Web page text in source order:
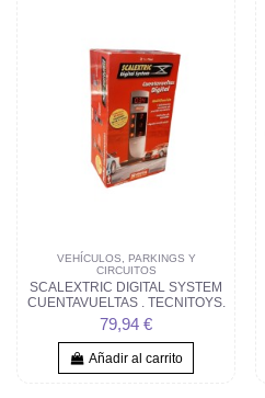
VEHÍCULOS, PARKINGS Y
CIRCUITOS
SCALEXTRIC DIGITAL SYSTEM
CUENTAVUELTAS . TECNITOYS.
79,94 €
Añadir al carrito